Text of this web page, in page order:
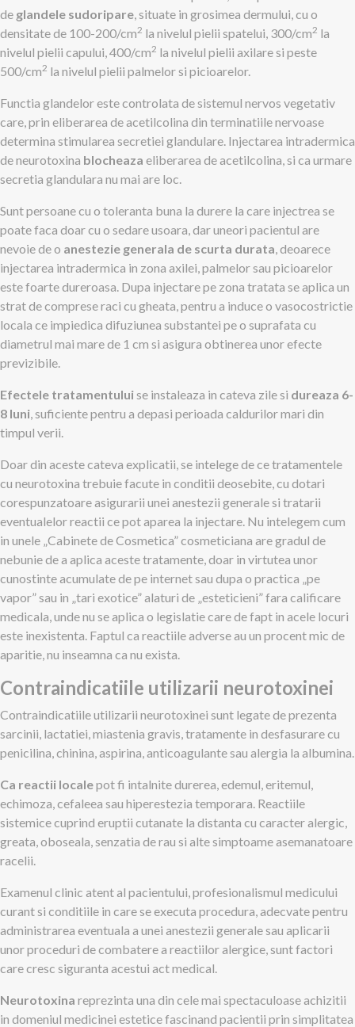
de glandele sudoripare, situate in grosimea dermului, cu o
densitate de 100-200/cm2 la nivelul pielii spatelui, 300/cm2 la
nivelul pielii capului, 400/cm2 la nivelul pielii axilare si peste
500/cm2 la nivelul pielii palmelor si picioarelor.
Functia glandelor este controlata de sistemul nervos vegetativ
care, prin eliberarea de acetilcolina din terminatiile nervoase
determina stimularea secretiei glandulare. Injectarea intradermica
de neurotoxina blocheaza eliberarea de acetilcolina, si ca urmare
secretia glandulara nu mai are loc.
Sunt persoane cu o toleranta buna la durere la care injectrea se
poate faca doar cu o sedare usoara, dar uneori pacientul are
nevoie de o anestezie generala de scurta durata, deoarece
injectarea intradermica in zona axilei, palmelor sau picioarelor
este foarte dureroasa. Dupa injectare pe zona tratata se aplica un
strat de comprese raci cu gheata, pentru a induce o vasocostrictie
locala ce impiedica difuziunea substantei pe o suprafata cu
diametrul mai mare de 1 cm si asigura obtinerea unor efecte
previzibile.
Efectele tratamentuluise instaleaza in cateva zile si dureaza 6-
8 luni, suficiente pentru a depasi perioada caldurilor mari din
timpul verii.
Doar din aceste cateva explicatii, se intelege de ce tratamentele
cu neurotoxina trebuie facute in conditii deosebite, cu dotari
corespunzatoare asigurarii unei anestezii generale si tratarii
eventualelor reactii ce pot aparea la injectare. Nu intelegem cum
in unele „Cabinete de Cosmetica” cosmeticiana are gradul de
nebunie de a aplica aceste tratamente, doar in virtutea unor
cunostinte acumulate de pe internet sau dupa o practica „pe
vapor” sau in „tari exotice” alaturi de „esteticieni” fara calificare
medicala, unde nu se aplica o legislatie care de fapt in acele locuri
este inexistenta. Faptul ca reactiile adverse au un procent mic de
aparitie, nu inseamna ca nu exista.
Contraindicatiile utilizarii neurotoxinei
Contraindicatiile utilizarii neurotoxinei sunt legate de prezenta
sarcinii, lactatiei, miastenia gravis, tratamente in desfasurare cu
penicilina, chinina, aspirina, anticoagulante sau alergia la albumina.
Ca reactii localepot fi intalnite durerea, edemul, eritemul,
echimoza, cefaleea sau hiperestezia temporara. Reactiile
sistemice cuprind eruptii cutanate la distanta cu caracter alergic,
greata, oboseala, senzatia de rau si alte simptoame asemanatoare
racelii.
Examenul clinic atent al pacientului, profesionalismul medicului
curant si conditiile in care se executa procedura, adecvate pentru
administrarea eventuala a unei anestezii generale sau aplicarii
unor proceduri de combatere a reactiilor alergice, sunt factori
care cresc siguranta acestui act medical.
Neurotoxina reprezinta una din cele mai spectaculoase achizitii
in domeniul medicinei estetice fascinand pacientii prin simplitatea